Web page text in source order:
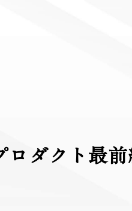
ダクト最